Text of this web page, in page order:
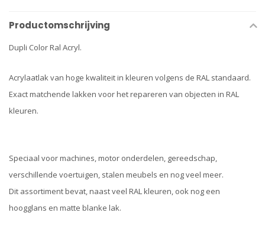
Productomschrijving
Dupli Color Ral Acryl.
Acrylaatlak van hoge kwaliteit in kleuren volgens de RAL standaard.
Exact matchende lakken voor het repareren van objecten in RAL
kleuren.
Speciaal voor machines, motor onderdelen, gereedschap,
verschillende voertuigen, stalen meubels en nog veel meer.
Dit assortiment bevat, naast veel RAL kleuren, ook nog een
hoogglans en matte blanke lak.